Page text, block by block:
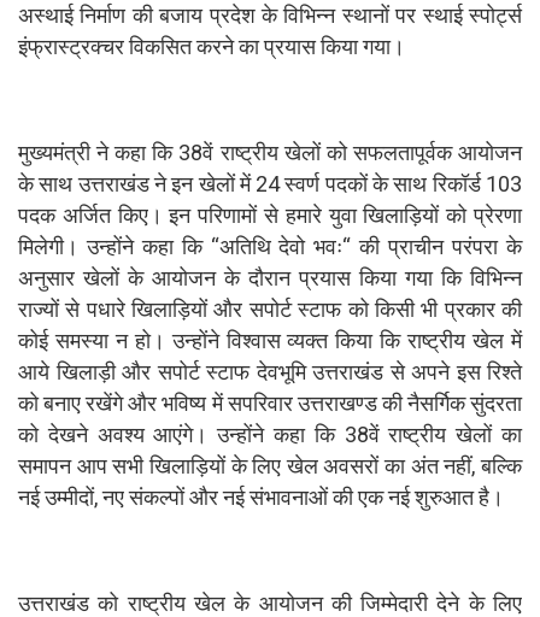
अस्थाई निर्माण की बजाय प्रदेश के विभिन्न स्थानों पर स्थाई स्पोर्ट्स
इंफ्रास्ट्रक्चर विकसित करने का प्रयास किया गया।
मुख्यमंत्री ने कहा कि 38वें राष्ट्रीय खेलों को सफलतापूर्वक आयोजन
के साथ उत्तराखंड ने इन खेलों में 24 स्वर्ण पदकों के साथ रिकॉर्ड 103
पदक अर्जित किए। इन परिणामों से हमारे युवा खिलाड़ियों को प्रेरणा
मिलेगी। उन्होंने कहा कि “अतिथि देवो भवः“ की प्राचीन परंपरा के
अनुसार खेलों के आयोजन के दौरान प्रयास किया गया कि विभिन्न
राज्यों से पधारे खिलाड़ियों और सपोर्ट स्टाफ को किसी भी प्रकार की
कोई समस्या न हो। उन्होंने विश्वास व्यक्त किया कि राष्ट्रीय खेल में
आये खिलाड़ी और सपोर्ट स्टाफ देवभूमि उत्तराखंड से अपने इस रिश्ते
को बनाए रखेंगे और भविष्य में सपरिवार उत्तराखण्ड की नैसर्गिक सुंदरता
को देखने अवश्य आएंगे। उन्होंने कहा कि 38वें राष्ट्रीय खेलों का
समापन आप सभी खिलाड़ियों के लिए खेल अवसरों का अंत नहीं, बल्कि
नई उम्मीदों, नए संकल्पों और नई संभावनाओं की एक नई शुरुआत है।
उत्तराखंड को राष्ट्रीय खेल के आयोजन की जिम्मेदारी देने के लिए